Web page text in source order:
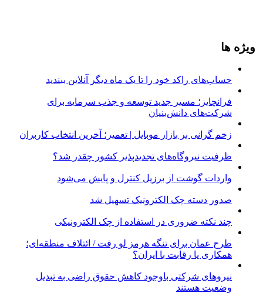
ویژه ها
حساب‌های راکد خود را تا یک ماه دیگر آنلاین ببندید
فرانچایز؛ مسیر جدید توسعه و جذب سرمایه برای
شرکت‌های دانش‌بنیان
زخم گرانی بر بازار موبایل | تعمیر؛ آخرین انتخاب کاربران
ظرفیت نیروگاه‌های تجدیدپذیر کشور چقدر شد؟
واردات گوشت از برزیل کنترل و پایش می‌شود
صدور دسته چک الکترونیک تسهیل شد
چند نکته ضروری در استفاده از چک الکترونیکی
طرح عمان برای تنگه هرمز لو رفت / ائتلاف منطقه‌ای؛
همکاری یا رقابت با ایران؟
نیروهای شرکتی باوجود کاهش حقوق راضی به تبدیل
وضعیت هستند